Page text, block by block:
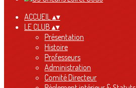
ACCUEIL▴▾
LE CLUB ▴▾
Présentation
Histoire
Professeurs
Administration
Comité Directeur